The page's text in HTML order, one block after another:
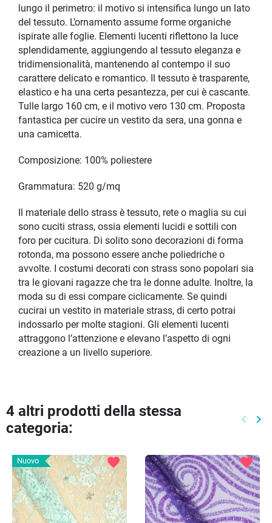
lungo il perimetro: il motivo si intensifica lungo un lato
del tessuto. L’ornamento assume forme organiche
ispirate alle foglie. Elementi lucenti riflettono la luce
splendidamente, aggiungendo al tessuto eleganza e
tridimensionalità, mantenendo al contempo il suo
carattere delicato e romantico. Il tessuto è trasparente,
elastico e ha una certa pesantezza, per cui è cascante.
Tulle largo 160 cm, e il motivo vero 130 cm. Proposta
fantastica per cucire un vestito da sera, una gonna e
una camicetta.
Composizione: 100% poliestere
Grammatura: 520 g/mq
Il materiale dello strass è tessuto, rete o maglia su cui
sono cuciti strass, ossia elementi lucidi e sottili con
foro per cucitura. Di solito sono decorazioni di forma
rotonda, ma possono essere anche poliedriche o
avvolte. I costumi decorati con strass sono popolari sia
tra le giovani ragazze che tra le donne adulte. Inoltre, la
moda su di essi compare ciclicamente. Se quindi
cucirai un vestito in materiale strass, di certo potrai
indossarlo per molte stagioni. Gli elementi lucenti
attraggono l’attenzione e elevano l’aspetto di ogni
creazione a un livello superiore.
4 altri prodotti della stessa
categoria:
keyboard_arrow_left keyboard_arrow_right
Nuovo favorite favorite